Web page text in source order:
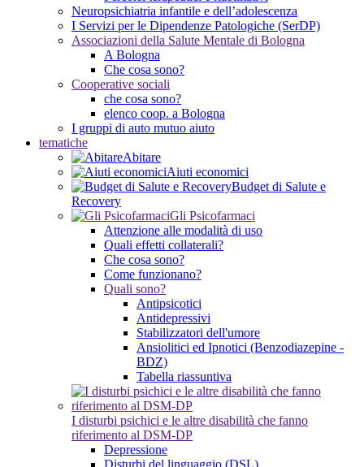
Neuropsichiatria infantile e dell’adolescenza
I Servizi per le Dipendenze Patologiche (SerDP)
Associazioni della Salute Mentale di Bologna
A Bologna
Che cosa sono?
Cooperative sociali
che cosa sono?
elenco coop. a Bologna
I gruppi di auto mutuo aiuto
tematiche
Abitare
Aiuti economici
Budget di Salute e
Recovery
Gli Psicofarmaci
Attenzione alle modalità di uso
Quali effetti collaterali?
Che cosa sono?
Come funzionano?
Quali sono?
Antipsicotici
Antidepressivi
Stabilizzatori dell'umore
Ansiolitici ed Ipnotici (Benzodiazepine -
BDZ)
Tabella riassuntiva
I disturbi psichici e le altre disabilità che fanno
riferimento al DSM-DP
Depressione
Disturbi del linguaggio (DSL)